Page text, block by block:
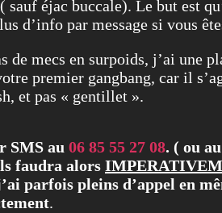
éjac buccale). Le but est
d’info par message si vous
mecs en surpoids, j’ai une
premier gangbang, car il
et pas « gentillet ».
SMS au 06 85 55 27 08. ( ou
faudra alors
parfois pleins d’appel en
.